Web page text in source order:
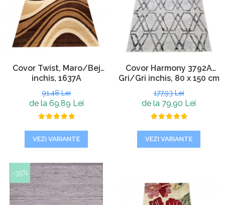
Covor Twist, Maro/Bej
inchis, 1637A
91,48 Lei
de la 69,89 Lei
VEZI VARIANTE
Covor Harmony 3792A
Gri/Gri inchis, 80 x 150 cm
177,93 Lei
de la 79,90 Lei
VEZI VARIANTE
-35%